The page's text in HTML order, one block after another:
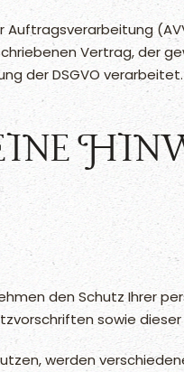
Auftragsverarbeitung
Vertrag, der
der DSGVO verarbeitet.
den Schutz Ihrer
sowie
werden